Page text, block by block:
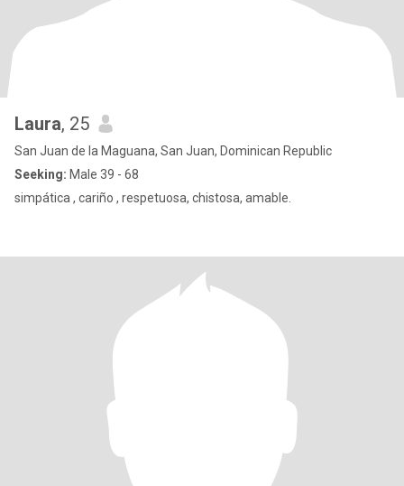
Laura, 25
San Juan de la Maguana, San Juan, Dominican Republic
Seeking: Male 39 - 68
simpática , cariño , respetuosa, chistosa, amable.